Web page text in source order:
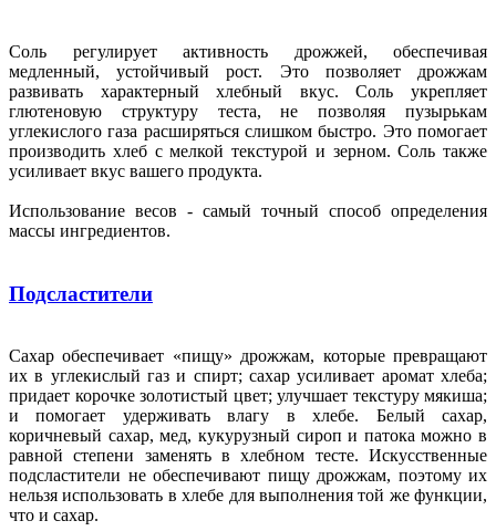
Соль регулирует активность дрожжей, обеспечивая
медленный, устойчивый рост. Это позволяет дрожжам
развивать характерный хлебный вкус. Соль укрепляет
глютеновую структуру теста, не позволяя пузырькам
углекислого газа расширяться слишком быстро. Это помогает
производить хлеб с мелкой текстурой и зерном. Соль также
усиливает вкус вашего продукта.
Использование весов - самый точный способ определения
массы ингредиентов.
Подсластители
Сахар обеспечивает «пищу» дрожжам, которые превращают
их в углекислый газ и спирт; сахар усиливает аромат хлеба;
придает корочке золотистый цвет; улучшает текстуру мякиша;
и помогает удерживать влагу в хлебе. Белый сахар,
коричневый сахар, мед, кукурузный сироп и патока можно в
равной степени заменять в хлебном тесте. Искусственные
подсластители не обеспечивают пищу дрожжам, поэтому их
нельзя использовать в хлебе для выполнения той же функции,
что и сахар.